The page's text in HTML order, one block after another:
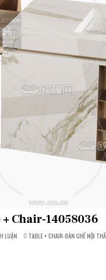
Chair-14058036
LUẬN POSTED
IN
TABLE + CHAIR-BÀN GHẾ NỘI